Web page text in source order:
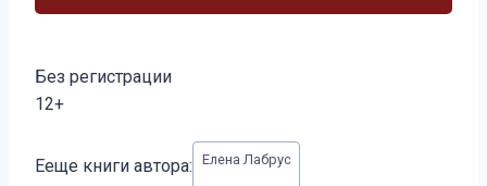
Без регистрации
12+
записи:
Ееще книги автора: Елена Лабрус